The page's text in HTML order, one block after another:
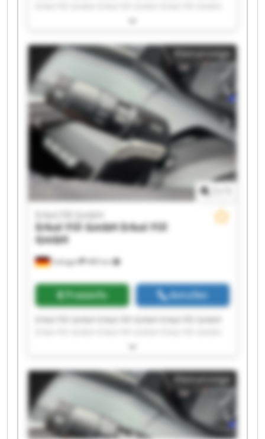
Erkol Fill GmbH Erkol Fill GmbH Erkol Fill GmbH
Erkol Fill GmbH Erkol Fill GmbH Erkol Fill GmbH
Erkol Fill GmbH Erkol Fill GmbH Erkol Fill GmbH
Erkol Fill GmbH Erkol Fill GmbH
Kleinanzeige
Solingen 489 km
Erkol Fill GmbH
Erkol Fill GmbHErkol Fill
GmbH
Preisinfo Anrufen
Erkol Fill GmbH Erkol Fill GmbH Erkol Fill GmbH
Erkol Fill GmbH Erkol Fill GmbH Erkol Fill GmbH
Erkol Fill GmbH Erkol Fill GmbH Erkol Fill GmbH
Erkol Fill GmbH Erkol Fill GmbH Erkol Fill GmbH
Erkol Fill GmbH Erkol Fill GmbH
Kleinanzeige